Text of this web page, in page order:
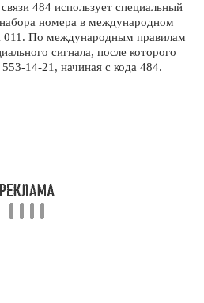
484 использует специальный
номера в международном
011. По международным правилам
сигнала, после которого
14-21, начиная с кода 484.